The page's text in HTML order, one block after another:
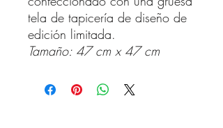
tela de tapicería de diseño de
edición limitada.
Tamaño: 47 cm x 47 cm